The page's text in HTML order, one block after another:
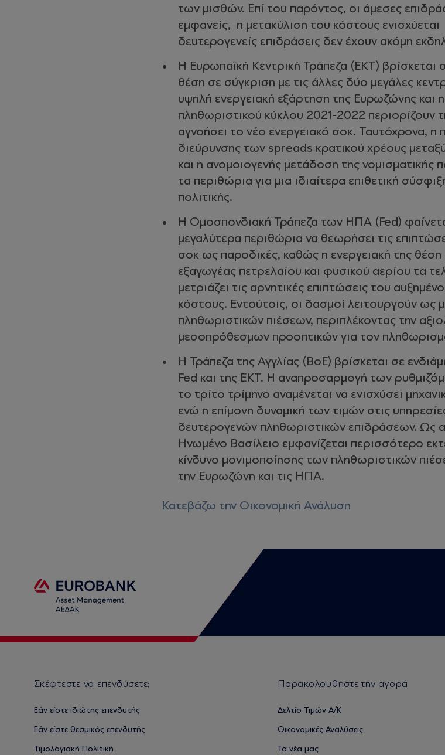
των μισθών. Επί του παρόντος, οι άμεσες
εμφανείς, η μετακύλιση του κόστους
δευτερογενείς επιδράσεις δεν έχουν ακόμη
Η Ευρωπαϊκή Κεντρική Τράπεζα (ΕΚΤ) βρίσκεται
θέση σε σύγκριση με τις άλλες δύο μεγάλες
υψηλή ενεργειακή εξάρτηση της Ευρωζώνης και η
πληθωριστικού κύκλου 2021-2022 περιορίζουν
αγνοήσει το νέο ενεργειακό σοκ. Ταυτόχρονα, η
διεύρυνσης των spreads κρατικού χρέους
και η ανομοιογενής μετάδοση της νομισματικής
τα περιθώρια για μια ιδιαίτερα επιθετική
πολιτικής.
Η Ομοσπονδιακή Τράπεζα των ΗΠΑ (Fed)
μεγαλύτερα περιθώρια να θεωρήσει τις
σοκ ως παροδικές, καθώς η ενεργειακή της
εξαγωγέας πετρελαίου και φυσικού αερίου τα
μετριάζει τις αρνητικές επιπτώσεις του
κόστους. Εντούτοις, οι δασμοί λειτουργούν ως
πληθωριστικών πιέσεων, περιπλέκοντας την
μεσοπρόθεσμων προοπτικών για τον
Η Τράπεζα της Αγγλίας (BoE) βρίσκεται σε
Fed και της ΕΚΤ. Η αναπροσαρμογή των
το τρίτο τρίμηνο αναμένεται να ενισχύσει
ενώ η επίμονη δυναμική των τιμών στις
δευτερογενών πληθωριστικών επιδράσεων. Ως
Ηνωμένο Βασίλειο εμφανίζεται περισσότερο
κίνδυνο μονιμοποίησης των πληθωριστικών
την Ευρωζώνη και τις ΗΠΑ.
Κατεβάζω την Οικονομική Ανάλυση
Σκέφτεστε να επενδύσετε;
Εάν είστε ιδιώτης επενδυτής
Εάν είστε θεσμικός επενδυτής
Τιμολογιακή Πολιτική
Παρακολουθήστε την αγορά
Δελτίο Τιμών Α/Κ
Οικονομικές Αναλύσεις
Τα νέα μας